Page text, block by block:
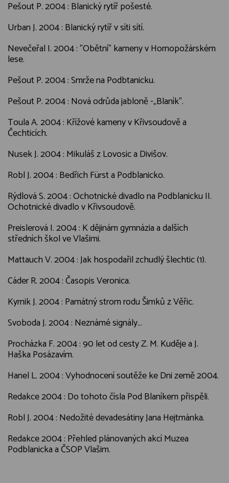
Pešout P. 2004 : Blanický rytíř pošesté.
Urban J. 2004 : Blanický rytíř v síti sítí.
Nevečeřal I. 2004 : "Obětní" kameny v Hornopožárském
lese.
Pešout P. 2004 : Smrže na Podbtanicku.
Pešout P. 2004 : Nová odrůda jabloně -„Blaník".
Toula A. 2004 : Křížové kameny v Křivsoudově a
Čechticích.
Nusek J. 2004 : Mikuláš z Lovosic a Divišov.
Robl J. 2004 : Bedřich Fürst a Podblanicko.
Rýdlová S. 2004 : Ochotnické divadlo na Podblanicku II.
Ochotnické divadlo v Křivsoudově.
Preislerová I. 2004 : K dějinám gymnázia a dalších
středních škol ve Vlašimi.
Mattauch V. 2004 : Jak hospodařil zchudlý šlechtic (1).
Cáder R. 2004 : Časopis Veronica.
Kyrnik J. 2004 : Památný strom rodu Šimků z Věřic.
Svoboda J. 2004 : Neznámé signály...
Procházka F. 2004 : 90 let od cesty Z. M. Kuděje a J.
Haška Posázavím.
Hanel L. 2004 : Vyhodnocení soutěže ke Dni země 2004.
Redakce 2004 : Do tohoto čísla Pod Blaníkem přispěli.
Robl J. 2004 : Nedožité devadesátiny Jana Hejtmánka.
Redakce 2004 : Přehled plánovaných akcí Muzea
Podblanicka a ČSOP Vlašim.